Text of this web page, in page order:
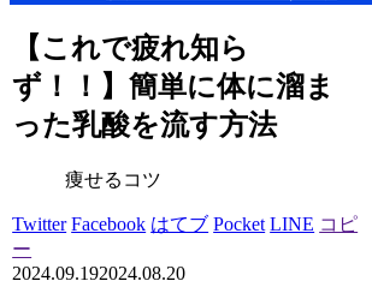
【これで疲れ知ら
ず！！】簡単に体に溜ま
った乳酸を流す方法
痩せるコツ
Twitter Facebook はてブ Pocket LINE コピ
ー
2024.09.192024.08.20